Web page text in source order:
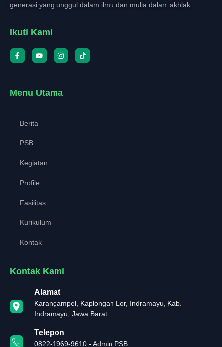
generasi yang unggul dalam ilmu dan mulia dalam akhlak.
Ikuti Kami
Menu Utama
Berita
PSB
Kegiatan
Profile
Fasilitas
Kurikulum
Kontak
Kontak Kami
Alamat
Karangampel, Kaplongan Lor, Indramayu, Kab.
Indramayu, Jawa Barat
Telepon
0822-1969-9610 - Admin PSB